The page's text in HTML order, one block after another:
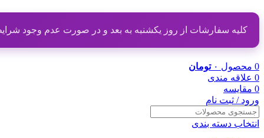
کلیه سفارشات از روز یکشنبه به بعد و در صورت عدم وجود شرایط مناسب از تاریخ ۲۰
0 محصول ۰ تومان
0 علاقه مندی
0 مقایسه
ورود / ثبت نام
انتخاب دسته بندی